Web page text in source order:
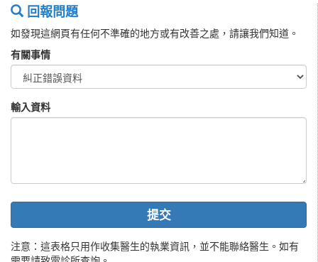
回報問題
如發現這網頁有任何不準確的地方或有改善之處，請讓我們知道。
有關事情
輸入資料
提交
注意：這表格只用作收集醫生的執業資訊，並不能聯絡醫生。如有